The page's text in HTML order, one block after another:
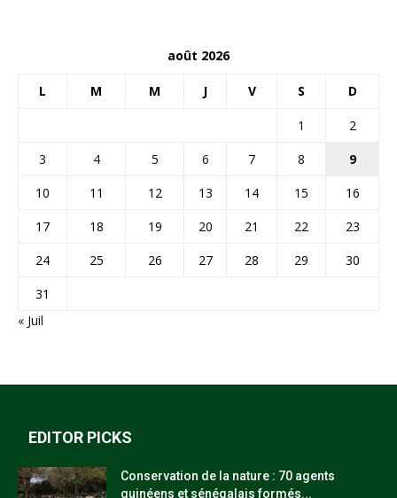
août 2026
L M M J V S D
1
2
3
4 5 6 7 8
9
10
11 12 13 14 15
16
17
18 19 20 21 22
23
24
25 26 27 28 29
30
31
« Juil
EDITOR PICKS
Conservation de la nature : 70 agents
guinéens et sénégalais formés...